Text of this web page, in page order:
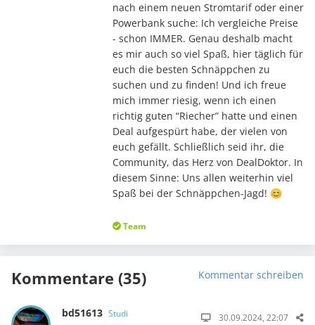
nach einem neuen Stromtarif oder einer
Powerbank suche: Ich vergleiche Preise
- schon IMMER. Genau deshalb macht
es mir auch so viel Spaß, hier täglich für
euch die besten Schnäppchen zu
suchen und zu finden! Und ich freue
mich immer riesig, wenn ich einen
richtig guten “Riecher” hatte und einen
Deal aufgespürt habe, der vielen von
euch gefällt. Schließlich seid ihr, die
Community, das Herz von DealDoktor. In
diesem Sinne: Uns allen weiterhin viel
Spaß bei der Schnäppchen-Jagd! 😊
Team
Kommentare (35) Kommentar schreiben
bd51613 Studi 30.09.2024, 22:07